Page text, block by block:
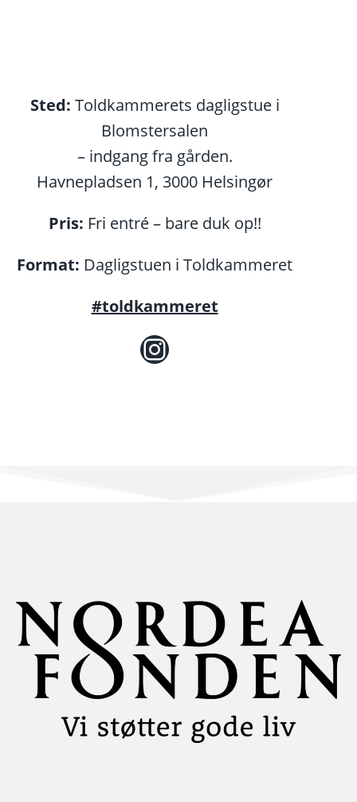
Sted: Toldkammerets dagligstue i
Blomstersalen
– indgang fra gården.
Havnepladsen 1, 3000 Helsingør
Pris: Fri entré – bare duk op!!
Format: Dagligstuen i Toldkammeret
#toldkammeret
Instagram